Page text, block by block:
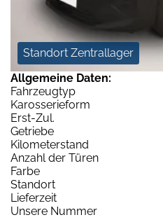
Standort Zentrallager
Allgemeine Daten:
Fahrzeugtyp
Karosserieform
Erst-Zul.
Getriebe
Kilometerstand
Anzahl der Türen
Farbe
Standort
Lieferzeit
Unsere Nummer